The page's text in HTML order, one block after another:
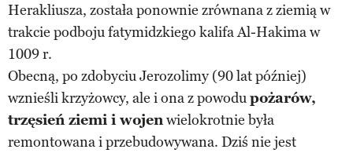
Herakliusza, została ponownie zrównana z ziemią w
trakcie podboju fatymidzkiego kalifa Al-Hakima w
1009 r.
Obecną, po zdobyciu Jerozolimy (90 lat później)
wznieśli krzyżowcy, ale i ona z powodupożarów,
trzęsień ziemi i wojenwielokrotnie była
remontowana i przebudowywana. Dziś nie jest